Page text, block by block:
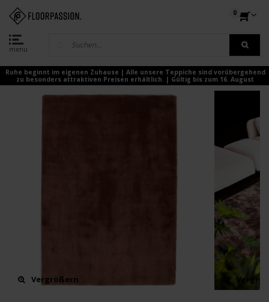
menu
0
Ruhe beginnt im eigenen Zuhause | Alle unsere Teppiche sind vorübergehend
zu besonders attraktiven Preisen erhältlich. | Gültig bis zum 16. August
Vergrößern